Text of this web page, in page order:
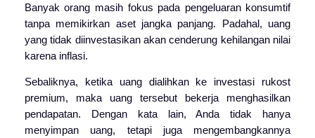
Banyak orang masih fokus pada pengeluaran konsumtif
tanpa memikirkan aset jangka panjang. Padahal, uang
yang tidak diinvestasikan akan cenderung kehilangan nilai
karena inflasi.
Sebaliknya, ketika uang dialihkan ke investasi rukost
premium, maka uang tersebut bekerja menghasilkan
pendapatan. Dengan kata lain, Anda tidak hanya
menyimpan uang, tetapi juga mengembangkannya